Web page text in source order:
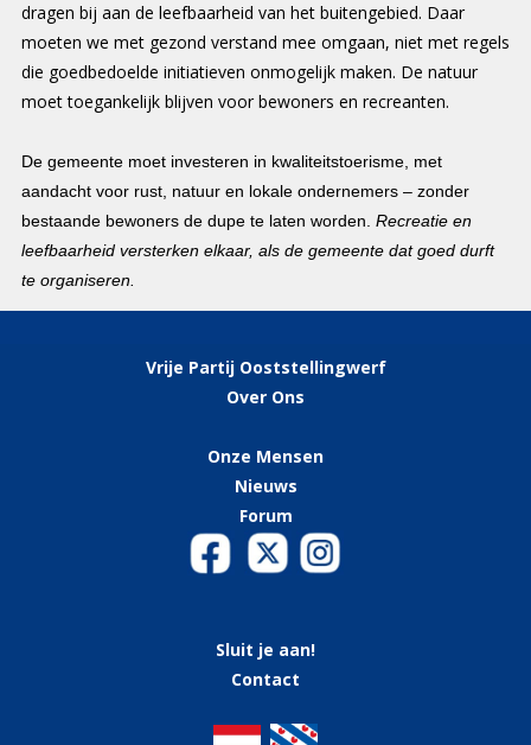
dragen bij aan de leefbaarheid van het buitengebied. Daar
moeten we met gezond verstand mee omgaan, niet met regels
die goedbedoelde initiatieven onmogelijk maken. De natuur
moet toegankelijk blijven voor bewoners en recreanten.
De gemeente moet investeren in kwaliteitstoerisme, met
aandacht voor rust, natuur en lokale ondernemers – zonder
bestaande bewoners de dupe te laten worden. Recreatie en
leefbaarheid versterken elkaar, als de gemeente dat goed durft
te organiseren.
Vrije Partij Ooststellingwerf
Over Ons
Onze Mensen
Nieuws
Forum
Sluit je aan!
Contact